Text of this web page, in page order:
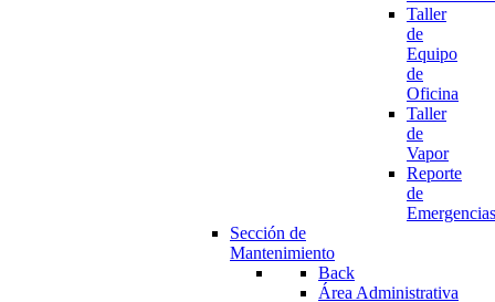
Taller
de
Equipo
de
Oficina
Taller
de
Vapor
Reporte
de
Emergencias
Sección de
Mantenimiento
Back
Área Administrativa